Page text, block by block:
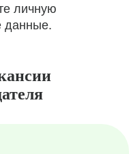
личную
данные.